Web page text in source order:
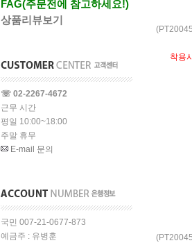
FAG(주문전에 참고하세요!)
상품리뷰보기
☏ 02-2267-4672
근무 시간
평일 10:00~18:00
주말 휴무
E-mail 문의
국민 007-21-0677-873
예금주 : 유병훈
착용